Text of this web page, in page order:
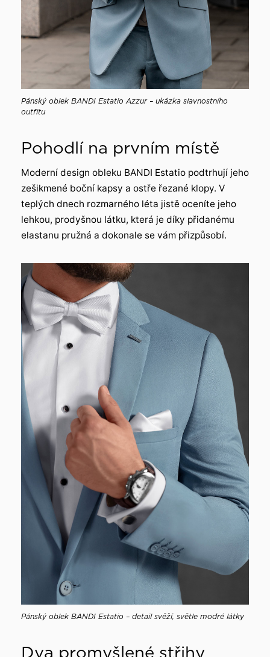
Pánský oblek BANDI Estatio Azzur – ukázka slavnostního
outfitu
Pohodlí na prvním místě
Moderní design obleku BANDI Estatio podtrhují jeho
zešikmené boční kapsy a ostře řezané klopy. V
teplých dnech rozmarného léta jistě oceníte jeho
lehkou, prodyšnou látku, která je díky přidanému
elastanu pružná a dokonale se vám přizpůsobí.
Pánský oblek BANDI Estatio – detail svěží, světle modré látky
Dva promyšlené střihy